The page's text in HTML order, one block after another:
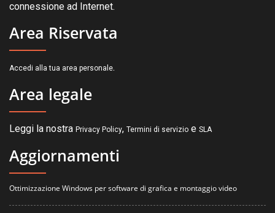
connessione ad Internet.
Area Riservata
Accedi alla tua area personale.
Area legale
Leggi la nostra Privacy Policy, Termini di servizio e SLA
Aggiornamenti
Ottimizzazione Windows per software di grafica e montaggio video